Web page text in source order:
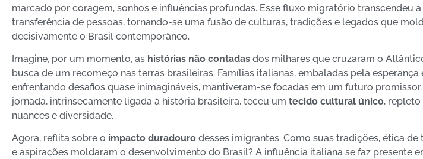
marcado por coragem, sonhos e influências profundas. Esse fluxo migratório transcendeu a
transferência de pessoas, tornando-se uma fusão de culturas, tradições e legados que
decisivamente o Brasil contemporâneo.
Imagine, por um momento, as histórias não contadas dos milhares que cruzaram o
busca de um recomeço nas terras brasileiras. Famílias italianas, embaladas pela esperança
enfrentando desafios quase inimagináveis, mantiveram-se focadas em um futuro promissor.
jornada, intrinsecamente ligada à história brasileira, teceu um tecido cultural único, repleto
nuances e diversidade.
Agora, reflita sobre o impacto duradouro desses imigrantes. Como suas tradições, ética de
e aspirações moldaram o desenvolvimento do Brasil? A influência italiana se faz presente